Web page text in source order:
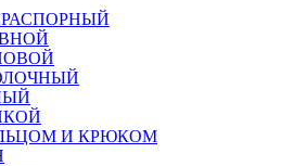
И КРЮКОМ